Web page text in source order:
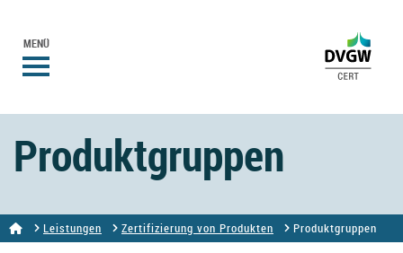
MENÜ
Produktgruppen
Leistungen Zertifizierung von Produkten Produktgruppen